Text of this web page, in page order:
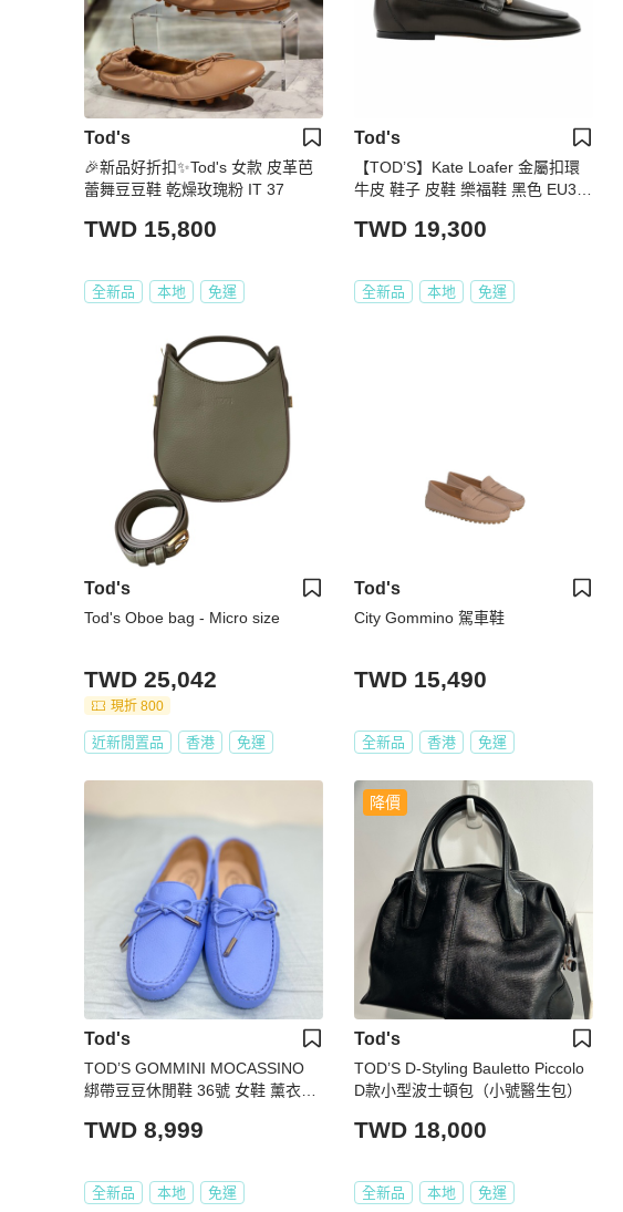
Tod's
🎉新品好折扣✨Tod's 女款 皮革芭
蕾舞豆豆鞋 乾燥玫瑰粉 IT 37
TWD 15,800
全新品 本地 免運
Tod's
【TOD’S】Kate Loafer 金屬扣環
牛皮 鞋子 皮鞋 樂福鞋 黑色 EU36.
TWD 19,300
全新品 本地 免運
Tod's
Tod's Oboe bag - Micro size
TWD 25,042
現折 800
近新閒置品 香港 免運
Tod's
City Gommino 駕車鞋
TWD 15,490
全新品 香港 免運
Tod's
TOD’S GOMMINI MOCASSINO
綁帶豆豆休閒鞋 36號 女鞋 薰衣草
TWD 8,999
全新品 本地 免運
降價
Tod's
TOD’S D-Styling Bauletto Piccolo
D款小型波士頓包（小號醫生包）
TWD 18,000
全新品 本地 免運